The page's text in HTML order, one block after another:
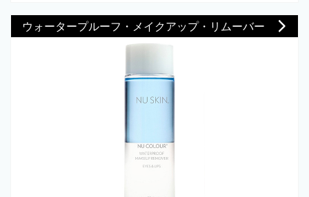
ウォータープルーフ・メイクアップ・リムーバー